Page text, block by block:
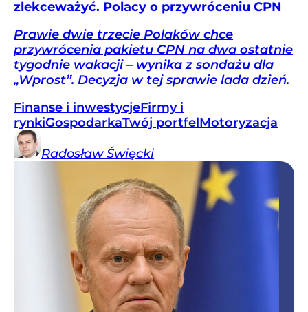
zlekceważyć. Polacy o przywróceniu CPN
Prawie dwie trzecie Polaków chce
przywrócenia pakietu CPN na dwa ostatnie
tygodnie wakacji – wynika z sondażu dla
„Wprost”. Decyzja w tej sprawie lada dzień.
Finanse i inwestycjeFirmy i
rynkiGospodarkaTwój portfelMotoryzacja
Radosław Święcki